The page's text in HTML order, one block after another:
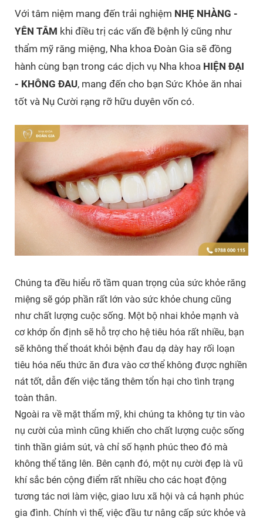
Với tâm niệm mang đến trải nghiệm NHẸ NHÀNG -
YÊN TÂM khi điều trị các vấn đề bệnh lý cũng như
thẩm mỹ răng miệng, Nha khoa Đoàn Gia sẽ đồng
hành cùng bạn trong các dịch vụ Nha khoa HIỆN ĐẠI
- KHÔNG ĐAU, mang đến cho bạn Sức Khỏe ăn nhai
tốt và Nụ Cười rạng rỡ hữu duyên vốn có.
Chúng ta đều hiểu rõ tầm quan trọng của sức khỏe răng
miệng sẽ góp phần rất lớn vào sức khỏe chung cũng
như chất lượng cuộc sống. Một bộ nhai khỏe mạnh và
cơ khớp ổn định sẽ hỗ trợ cho hệ tiêu hóa rất nhiều, bạn
sẽ không thể thoát khỏi bệnh đau dạ dày hay rối loạn
tiêu hóa nếu thức ăn đưa vào cơ thể không được nghiền
nát tốt, dẫn đến việc tăng thêm tổn hại cho tình trạng
toàn thân.
Ngoài ra về mặt thẩm mỹ, khi chúng ta không tự tin vào
nụ cười của mình cũng khiến cho chất lượng cuộc sống
tinh thần giảm sút, và chỉ số hạnh phúc theo đó mà
không thể tăng lên. Bên cạnh đó, một nụ cười đẹp là vũ
khí sắc bén cộng điểm rất nhiều cho các hoạt động
tương tác nơi làm việc, giao lưu xã hội và cả hạnh phúc
gia đình. Chính vì thế, việc đầu tư nâng cấp sức khỏe và